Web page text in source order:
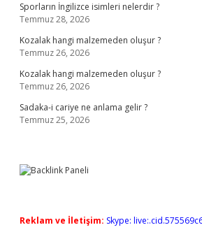
Sporların İngilizce isimleri nelerdir ?
Temmuz 28, 2026
Kozalak hangi malzemeden oluşur ?
Temmuz 26, 2026
Kozalak hangi malzemeden oluşur ?
Temmuz 26, 2026
Sadaka-i cariye ne anlama gelir ?
Temmuz 25, 2026
Reklam ve İletişim: Skype: